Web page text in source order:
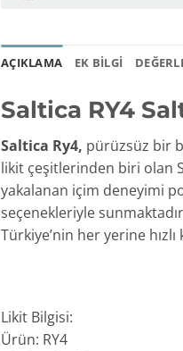
AÇIKLAMA EK BILGI
Saltica RY4
Saltica Ry4, pürüzsüz bir
likit çeşitlerinden biri olan
yakalanan içim deneyimi
seçenekleriyle
Türkiye’nin her yerine
Likit Bilgisi:
Ürün: RY4